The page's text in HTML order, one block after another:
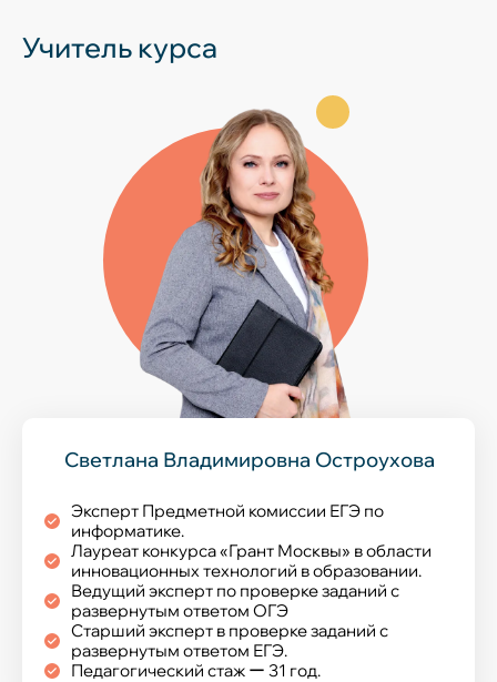
Учитель курса
Светлана Владимировна Остроухова
Эксперт Предметной комиссии ЕГЭ по
информатике.
Лауреат конкурса «Грант Москвы» в области
инновационных технологий в образовании.
Ведущий эксперт по проверке заданий с
развернутым ответом ОГЭ
Старший эксперт в проверке заданий с
развернутым ответом ЕГЭ.
Педагогический стаж ー 31 год.